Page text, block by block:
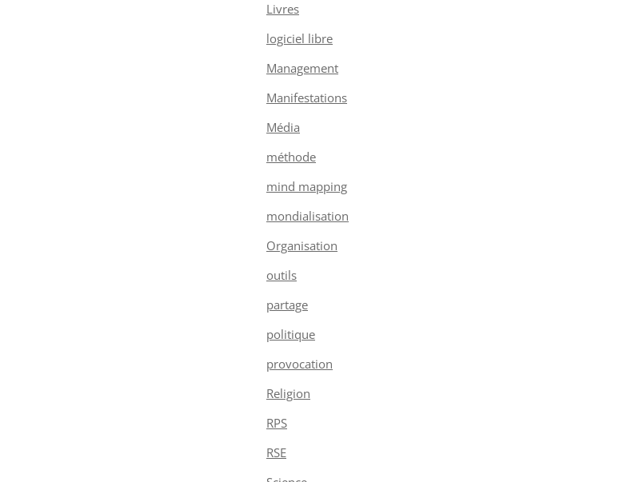
Livres
logiciel libre
Management
Manifestations
Média
méthode
mind mapping
mondialisation
Organisation
outils
partage
politique
provocation
Religion
RPS
RSE